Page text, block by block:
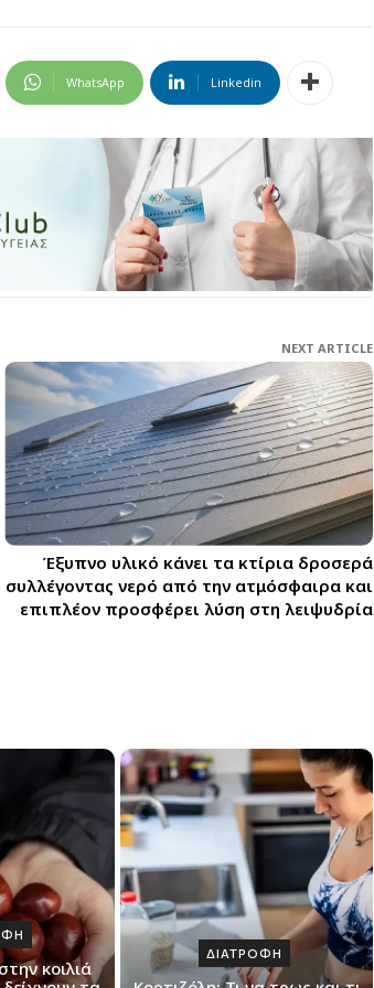
WhatsApp Linkedin
NEXT ARTICLE
Έξυπνο υλικό κάνει τα κτίρια δροσερά
συλλέγοντας νερό από την ατμόσφαιρα και
επιπλέον προσφέρει λύση στη λειψυδρία
κοιλιά
ΔΙΑΤΡΟΦΗ